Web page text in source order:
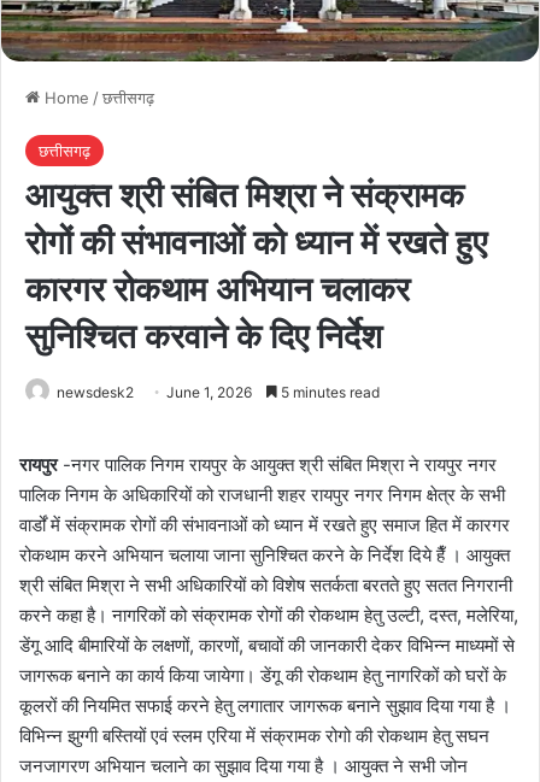
Home /छत्तीसगढ़
छत्तीसगढ़
आयुक्त श्री संबित मिश्रा ने संक्रामक
रोगों की संभावनाओं को ध्यान में रखते हुए
कारगर रोकथाम अभियान चलाकर
सुनिश्चित करवाने के दिए निर्देश
newsdesk2 June 1, 2026 5 minutes read
रायपुर-नगर पालिक निगम रायपुर के आयुक्त श्री संबित मिश्रा ने रायपुर नगर
पालिक निगम के अधिकारियों को राजधानी शहर रायपुर नगर निगम क्षेत्र के सभी
वार्डों में संक्रामक रोगों की संभावनाओं को ध्यान में रखते हुए समाज हित में कारगर
रोकथाम करने अभियान चलाया जाना सुनिश्चित करने के निर्देश दिये हैँ । आयुक्त
श्री संबित मिश्रा ने सभी अधिकारियों को विशेष सतर्कता बरतते हुए सतत निगरानी
करने कहा है। नागरिकों को संक्रामक रोगों की रोकथाम हेतु उल्टी, दस्त, मलेरिया,
डेंगू आदि बीमारियों के लक्षणों, कारणों, बचावों की जानकारी देकर विभिन्न माध्यमों से
जागरूक बनाने का कार्य किया जायेगा। डेंगू की रोकथाम हेतु नागरिकों को घरों के
कूलरों की नियमित सफाई करने हेतु लगातार जागरूक बनाने सुझाव दिया गया है ।
विभिन्न झुग्गी बस्तियों एवं स्लम एरिया में संक्रामक रोगो की रोकथाम हेतु सघन
जनजागरण अभियान चलाने का सुझाव दिया गया है । आयुक्त ने सभी जोन